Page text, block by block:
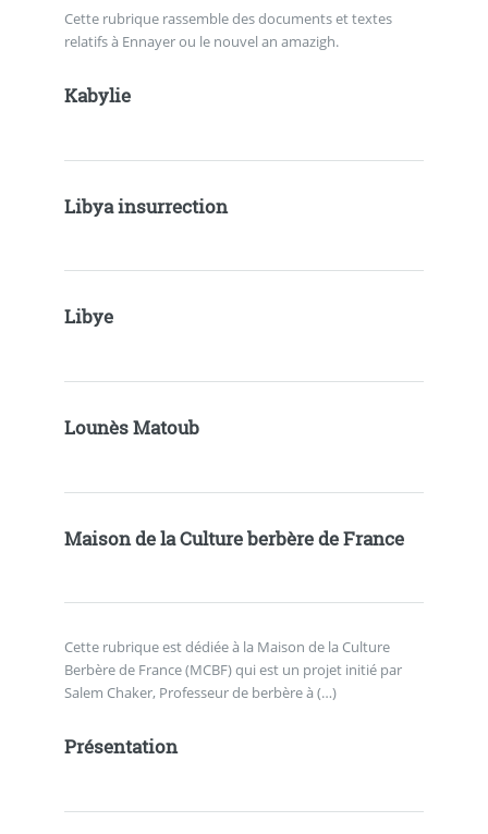
Cette rubrique rassemble des documents et textes
relatifs à Ennayer ou le nouvel an amazigh.
Kabylie
Libya insurrection
Libye
Lounès Matoub
Maison de la Culture berbère de France
Cette rubrique est dédiée à la Maison de la Culture
Berbère de France (MCBF) qui est un projet initié par
Salem Chaker, Professeur de berbère à (…)
Présentation